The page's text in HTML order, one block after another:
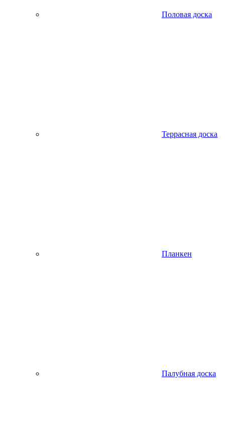
Половая доска
Террасная доска
Планкен
Палубная доска